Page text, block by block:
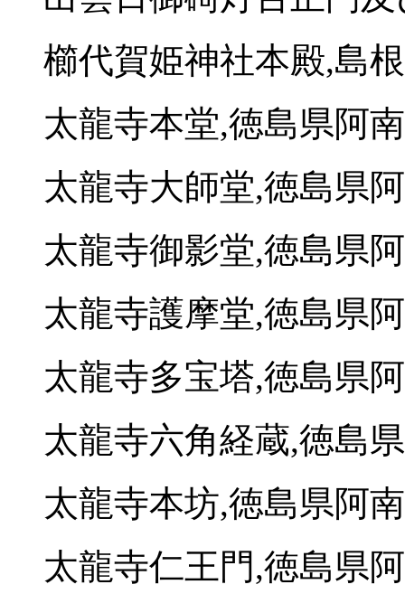
櫛代賀姫神社本殿,島
太龍寺本堂,徳島県阿
太龍寺大師堂,徳島県
太龍寺御影堂,徳島県
太龍寺護摩堂,徳島県
太龍寺多宝塔,徳島県
太龍寺六角経蔵,徳島
太龍寺本坊,徳島県阿
太龍寺仁王門,徳島県